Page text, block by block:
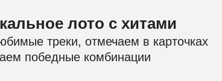
лото с хитами
треки, отмечаем в карточках
победные комбинации